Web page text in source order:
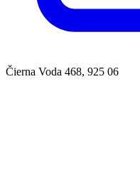
Čierna Voda 468, 925 06